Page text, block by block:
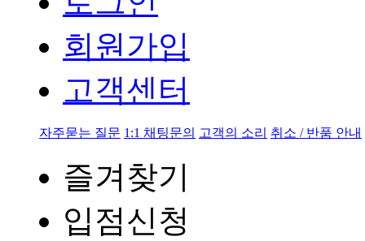
회원가입
고객센터
자주묻는 질문 1:1 채팅문의 고객의 소리 취소 / 반품 안내
즐겨찾기
입점신청